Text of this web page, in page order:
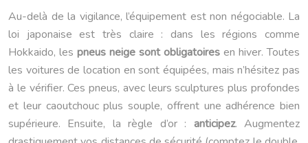
Au-delà de la vigilance, l’équipement est non négociable. La
loi japonaise est très claire : dans les régions comme
Hokkaido, les pneus neige sont obligatoires en hiver. Toutes
les voitures de location en sont équipées, mais n’hésitez pas
à le vérifier. Ces pneus, avec leurs sculptures plus profondes
et leur caoutchouc plus souple, offrent une adhérence bien
supérieure. Ensuite, la règle d’or : anticipez. Augmentez